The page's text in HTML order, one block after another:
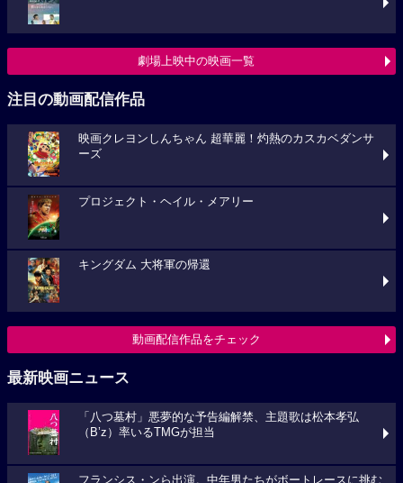
劇場上映中の映画一覧
注目の動画配信作品
映画クレヨンしんちゃん 超華麗！灼熱のカスカベダンサ
ーズ
プロジェクト・ヘイル・メアリー
キングダム 大将軍の帰還
動画配信作品をチェック
最新映画ニュース
「八つ墓村」悪夢的な予告編解禁、主題歌は松本孝弘
（B’z）率いるTMGが担当
フランシス・ンら出演。中年男たちがボートレースに挑む